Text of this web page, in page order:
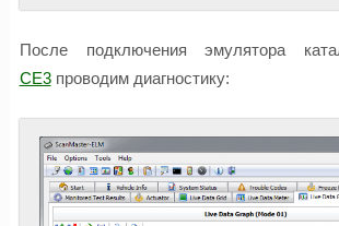
После подключения эмулятора
CE3проводим диагностику: